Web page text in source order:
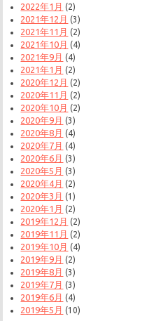
2022年1月 (2)
2021年12月 (3)
2021年11月 (2)
2021年10月 (4)
2021年9月 (4)
2021年1月 (2)
2020年12月 (2)
2020年11月 (2)
2020年10月 (2)
2020年9月 (3)
2020年8月 (4)
2020年7月 (4)
2020年6月 (3)
2020年5月 (3)
2020年4月 (2)
2020年3月 (1)
2020年1月 (2)
2019年12月 (2)
2019年11月 (2)
2019年10月 (4)
2019年9月 (2)
2019年8月 (3)
2019年7月 (3)
2019年6月 (4)
2019年5月 (10)